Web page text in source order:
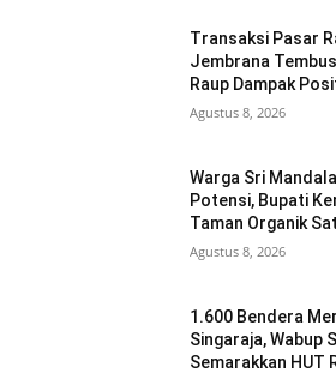
Transaksi Pasar
Jembrana
Raup Dampak
Agustus 8, 2026
Warga Sri
Potensi, Bupati
Taman Organik
Agustus 8, 2026
1.600 Bendera
Singaraja, Wabup
Semarakkan HUT